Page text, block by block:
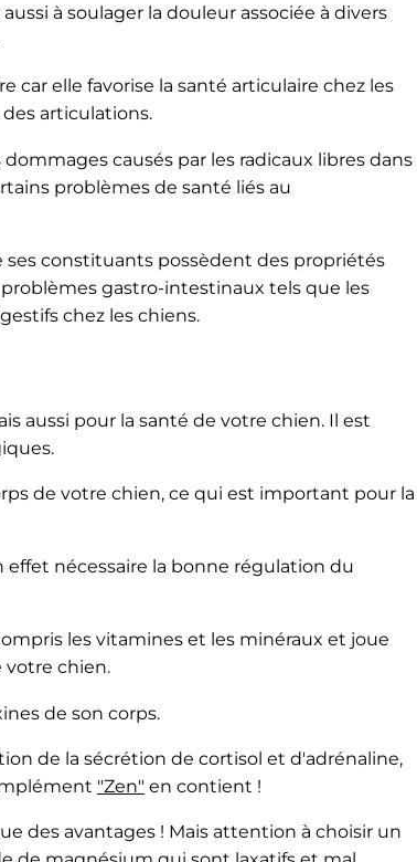
à soulager la douleur associée à divers
car elle favorise la santé articulaire chez les
articulations.
causés par les radicaux libres dans
problèmes de santé liés au
ses constituants possèdent des propriétés
gastro-intestinaux tels que les
chez les chiens.
aussi pour la santé de votre chien. Il est
de votre chien, ce qui est important pour la
effet nécessaire la bonne régulation du
les vitamines et les minéraux et joue
votre chien.
de son corps.
de la sécrétion de cortisol et d'adrénaline,
"Zen" en contient !
des avantages ! Mais attention à choisir un